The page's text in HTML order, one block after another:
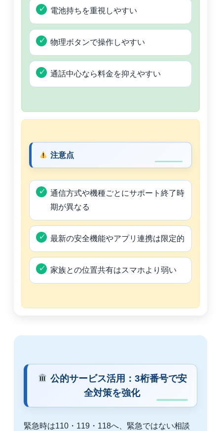
電池持ちを重視しやすい
物理ボタンで操作しやすい
通話中心なら料金を抑えやすい
注意点
通信方式や機種ごとにサポート終了時
期が異なる
最新の安全機能やアプリ連携は限定的
家族との位置共有はスマホより弱い
公的サービス活用：3桁番号で安
全対策を強化
緊急時は110・119・118へ、緊急ではない相談